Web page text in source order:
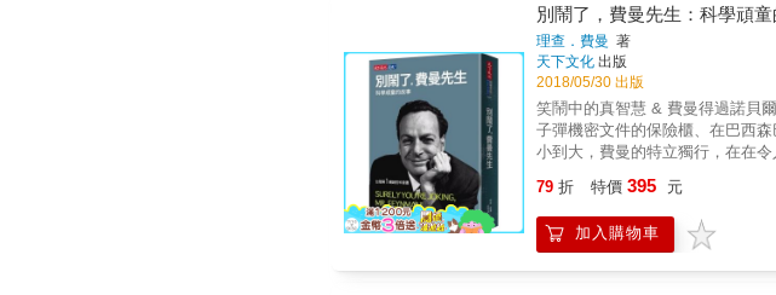
痛覺研究、生物時鐘、演化論述
到底可以活出幾種自己？！在深
物，就夠了！」 & 【本書特色】
呦語) 可能有很多人不知道，在南
在台灣&hellip;&hellip;，一手推動
生命故事及學思歷程，熱情、執
辨之間，創造屬於讀者的魔幻時
月21日的車禍墜谷事件為起點，
像，透過虛實交錯的敘事，帶領
沛的想像力？不被標準答案綁住
書，讓我們看到一位科學家的頑
極致的哲思之書── 李教授一輩子
別鬧了，費曼先生：科學頑
理查．費曼 著
天下文化 出版
2018/05/30 出版
笑鬧中的真智慧 & 費曼得過諾貝爾獎，是近代最偉大的理論物理學家之一。他同時也可能是歷史上唯一被按摩院請去畫裸體畫、偷偷打開放著原
子彈機密文件的保險櫃、在巴西
小到大，費曼的特立獨行，在在
人想一讀再讀&hellip;&hellip;這本
絕不根據二手消息或道聽途說，
是密不可分的。&mdash;&mdash;
79 折 特價 395 元
加入購物車